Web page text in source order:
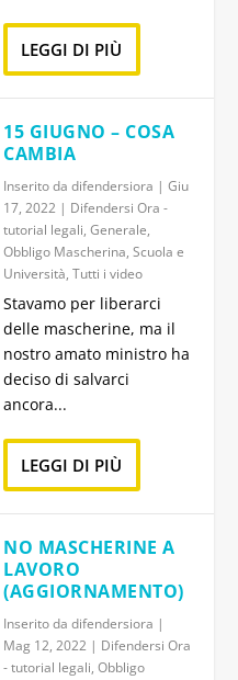
LEGGI DI PIÙ
15 GIUGNO – COSA
CAMBIA
Inserito da difendersiora | Giu
17, 2022 | Difendersi Ora -
tutorial legali, Generale,
Obbligo Mascherina, Scuola e
Università, Tutti i video
Stavamo per liberarci
delle mascherine, ma il
nostro amato ministro ha
deciso di salvarci
ancora...
LEGGI DI PIÙ
NO MASCHERINE A
LAVORO
(AGGIORNAMENTO)
Inserito da difendersiora |
Mag 12, 2022 | Difendersi Ora
- tutorial legali, Obbligo